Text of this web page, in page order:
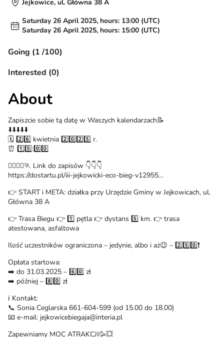
Jejkowice, ul. Główna 38 A
Saturday 26 April 2025, hours: 13:00 (UTC)
Saturday 26 April 2025, hours: 15:00 (UTC)
Going (1 /100)
Interested (0)
About
Zapiszcie sobie tą datę w Waszych kalendarzach📝
⬇️⬇️⬇️⬇️⬇️
🗓 2️⃣6️⃣ kwietnia 2️⃣0️⃣2️⃣5️⃣ r.
⏰ 1️⃣5️⃣:0️⃣0️⃣
🏃‍♂️🏃‍♀️🏃 Link do zapisów 👇👇👇
https://dostartu.pl/iii-jejkowicki-eco-bieg-v12955…
👉 START i META: działka przy Urzędzie Gminy w Jejkowicach, ul.
Główna 38 A
👉 Trasa Biegu 👉 1️⃣ pętla 👉 dystans 5️⃣ km. 👉 trasa
atestowana, asfaltowa
Ilość uczestników ograniczona – jedynie, albo i aż😉 – 2️⃣5️⃣0️⃣❗️
Opłata startowa:
➡️ do 31.03.2025 – 6️⃣0️⃣ zł
➡️ później – 8️⃣0️⃣ zł
ℹ️ Kontakt:
📞 Sonia Ceglarska 661-604-599 (od 15.00 do 18.00)
📧 e-mail: jejkowicebiegaja@interia.pl
Zapewniamy MOC ATRAKCJI🥳💥